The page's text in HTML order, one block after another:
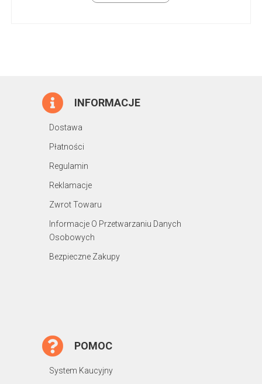
INFORMACJE
Dostawa
Płatności
Regulamin
Reklamacje
Zwrot Towaru
Informacje O Przetwarzaniu Danych
Osobowych
Bezpieczne Zakupy
POMOC
System Kaucyjny